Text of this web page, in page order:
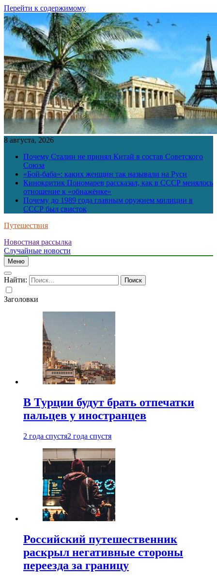
Перейти к содержимому
8 августа, 2026
Почему Сталин не принял Китай в состав Советского
Союза
«Бой-баба»: каких женщин так называли на Руси
Кинокритик Пономарев рассказал, как в СССР менялось
отношение к «обнажёнке»
Почему до 1989 года главным оружием милиции в
СССР был свисток
Путешествия
Новостная рассылка
Случайные новости
Меню
Найти:
Заголовки
В Турции будут брать отпечатки
пальцев у иностранцев
2 года спустя2 года спустя
Российский путешественник
раскрыл негативные стороны
переезда за границу